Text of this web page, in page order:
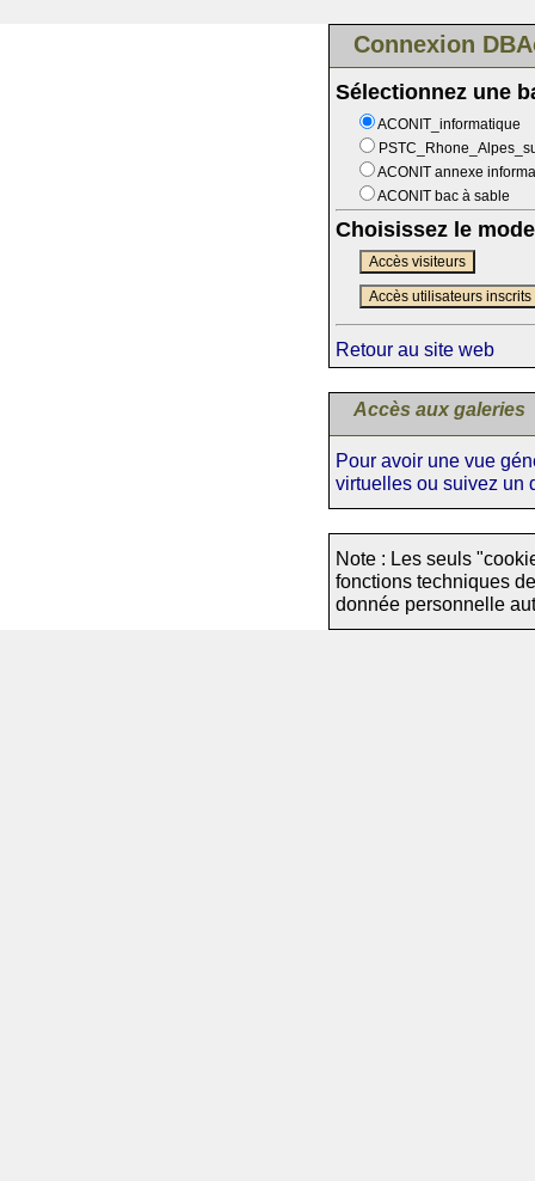
Connexion
Sélectionnez une
ACONIT_informatique
ACONIT annexe
ACONIT bac à sable
Choisissez le
Accès visiteurs
Accès utilisateurs inscrits
Retour au site web
Accès aux galeries
Pour avoir une vue
virtuelles ou suivez un
Note : Les seuls
fonctions techniques
donnée personnelle